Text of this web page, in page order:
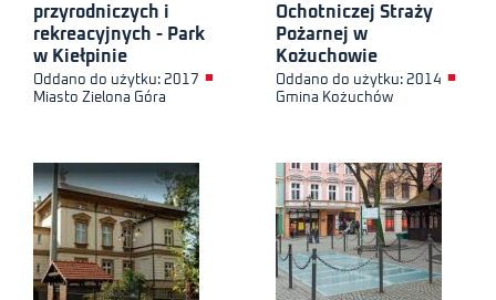
przyrodniczych i
rekreacyjnych - Park
w Kiełpinie
Oddano do użytku: 2017 ■
Miasto Zielona Góra
Ochotniczej Straży
Pożarnej w
Kożuchowie
Oddano do użytku: 2014 ■
Gmina Kożuchów